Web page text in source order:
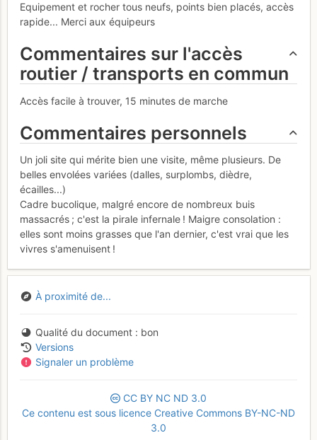
Equipement et rocher tous neufs, points bien placés, accès
rapide... Merci aux équipeurs
Commentaires sur l'accès
routier / transports en commun
Accès facile à trouver, 15 minutes de marche
Commentaires personnels
Un joli site qui mérite bien une visite, même plusieurs. De
belles envolées variées (dalles, surplombs, dièdre,
écailles...)
Cadre bucolique, malgré encore de nombreux buis
massacrés ; c'est la pirale infernale ! Maigre consolation :
elles sont moins grasses que l'an dernier, c'est vrai que les
vivres s'amenuisent !
À proximité de...
Qualité du document
bon
Versions
Signaler un problème
CC BY NC ND 3.0
Ce contenu est sous licence Creative Commons BY-NC-ND
3.0